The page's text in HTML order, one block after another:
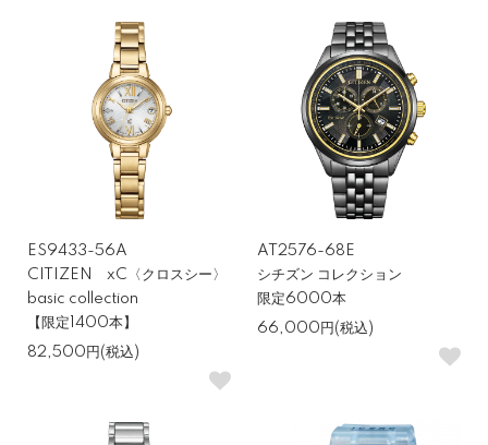
10万円以内の腕時計を選ぶときのポイン
機械式 or クォーツ（ソーラー）—どちらが自分
10万円以内の価格帯でも、機械式・クォーツ・ソーラーの選択肢が
揃っています。機械式の動力源はゼンマイで「動く仕組みを楽し
む」魅力があり、かつ面倒な電池交換も不要なので、こまめに時計
を装着する方には最適です。
一方クォーツは電池式なのでゼンマイをこまめに巻き上げる必要が
ES9433-56A
CITIZEN xC〈クロスシー〉
basic collection
【限定1400本】
82,500円(税込)
AT2576-68E
シチズン コレクション
限定6000本
66,000円(税込)